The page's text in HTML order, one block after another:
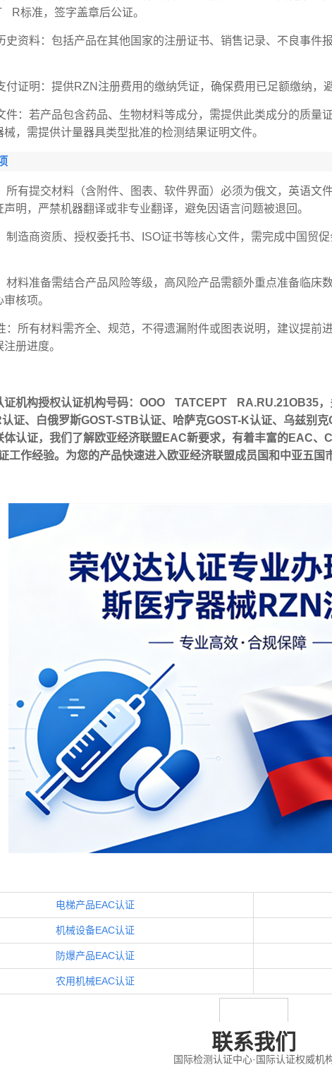
R标准，签字盖章后公证。
资料：包括产品在其他国家的注册证书、销售记录、不良事件
证明：提供RZN注册费用的缴纳凭证，确保费用已足额缴纳，
：若产品包含药品、生物材料等成分，需提供此类成分的质量
，需提供计量器具类型批准的检测结果证明文件。
有提交材料（含附件、图表、软件界面）必须为俄文，英语文
声明，严禁机器翻译或非专业翻译，避免因语言问题被退回。
造商资质、授权委托书、ISO证书等核心文件，需完成中国贸
料准备需结合产品风险等级，高风险产品需额外重点准备临床
核项。
所有材料需齐全、规范，不得遗漏附件或图表说明，建议提前
册进度。
证机构授权认证机构号码：ООО ТАТСЕРТ RA.RU.21ОВ35，
认证、白俄罗斯GOST-STB认证、哈萨克GOST-K认证、乌兹别
体认证，我们了解欧亚经济联盟EAC新要求，有着丰富的EAC、
工作经验。为您的产品快速进入欧亚经济联盟成员国和中亚五国
电梯产品EAC认证
机械设备EAC认证
防爆产品EAC认证
农用机械EAC认证
联系我们
国际检测认证中心·国际认证权威机